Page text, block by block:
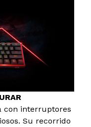
con interruptores
Su recorrido